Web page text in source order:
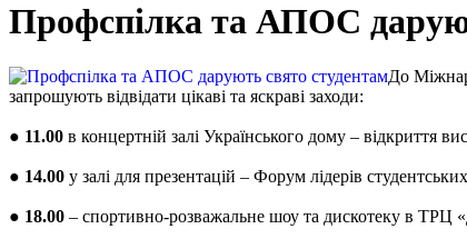
Профспілка та АПОС
До
запрошують відвідати цікаві та яскраві заходи:
● 11.00 в концертній залі Українського дому – відкриття
● 14.00 у залі для презентацій – Форум лідерів
● 18.00 – спортивно-розважальне шоу та дискотеку в ТРЦ